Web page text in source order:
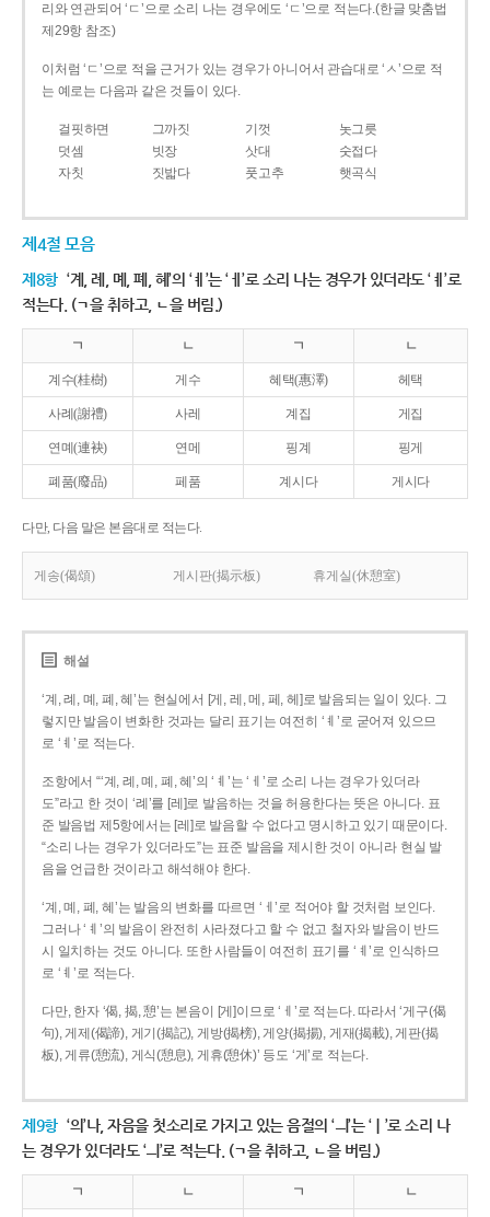
리와 연관되어 ‘ㄷ’으로 소리 나는 경우에도 ‘ㄷ’으로 적는다.(한글 맞춤법
제29항 참조)
이처럼 ‘ㄷ’으로 적을 근거가 있는 경우가 아니어서 관습대로 ‘ㅅ’으로 적
는 예로는 다음과 같은 것들이 있다.
걸핏하면 그까짓 기껏
놋그릇
덧셈
빗장 삿대
숫접다
자칫
짓밟다 풋고추 햇곡식
제4절 모음
제8항 ‘계, 례, 몌, 폐, 혜’의 ‘ㅖ’는 ‘ㅔ’로 소리 나는 경우가 있더라도 ‘ㅖ’로
적는다. (ㄱ을 취하고, ㄴ을 버림.)
ㄱ ㄴ ㄱ ㄴ
계수(桂樹) 게수 혜택(惠澤) 헤택
사례(謝禮) 사레 계집 게집
연몌(連袂) 연메 핑계 핑게
폐품(廢品) 페품 계시다 게시다
다만, 다음 말은 본음대로 적는다.
게송(偈頌) 게시판(揭示板) 휴게실(休憩室)
해설
‘계, 례, 몌, 폐, 혜’는 현실에서 [게, 레, 메, 페, 헤]로 발음되는 일이 있다. 그
렇지만 발음이 변화한 것과는 달리 표기는 여전히 ‘ㅖ’로 굳어져 있으므
로 ‘ㅖ’로 적는다.
조항에서 “‘계, 례, 몌, 폐, 혜’의 ‘ㅖ’는 ‘ㅔ’로 소리 나는 경우가 있더라
도”라고 한 것이 ‘례’를 [레]로 발음하는 것을 허용한다는 뜻은 아니다. 표
준 발음법 제5항에서는 [레]로 발음할 수 없다고 명시하고 있기 때문이다.
“소리 나는 경우가 있더라도”는 표준 발음을 제시한 것이 아니라 현실 발
음을 언급한 것이라고 해석해야 한다.
‘계, 몌, 폐, 혜’는 발음의 변화를 따르면 ‘ㅔ’로 적어야 할 것처럼 보인다.
그러나 ‘ㅖ’의 발음이 완전히 사라졌다고 할 수 없고 철자와 발음이 반드
시 일치하는 것도 아니다. 또한 사람들이 여전히 표기를 ‘ㅖ’로 인식하므
로 ‘ㅖ’로 적는다.
다만, 한자 ‘偈, 揭, 憩’는 본음이 [게]이므로 ‘ㅔ’로 적는다. 따라서 ‘게구(偈
句), 게제(偈諦), 게기(揭記), 게방(揭榜), 게양(揭揚), 게재(揭載), 게판(揭
板), 게류(憩流), 게식(憩息), 게휴(憩休)’ 등도 ‘게’로 적는다.
제9항 ‘의’나, 자음을 첫소리로 가지고 있는 음절의 ‘ㅢ’는 ‘ㅣ’로 소리 나
는 경우가 있더라도 ‘ㅢ’로 적는다. (ㄱ을 취하고, ㄴ을 버림.)
ㄱ ㄴ ㄱ ㄴ